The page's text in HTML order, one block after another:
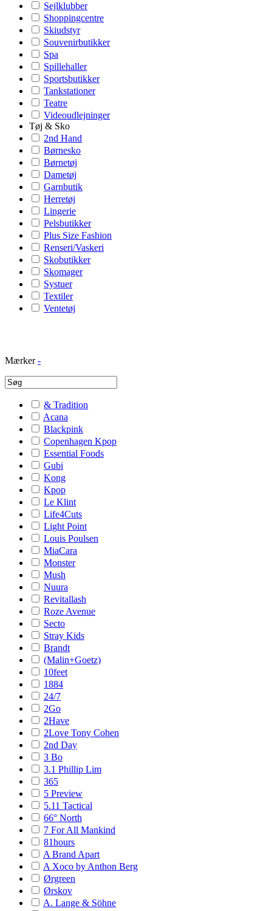
Sejlklubber
Shoppingcentre
Skiudstyr
Souvenirbutikker
Spa
Spillehaller
Sportsbutikker
Tankstationer
Teatre
Videoudlejninger
Tøj & Sko
2nd Hand
Børnesko
Børnetøj
Dametøj
Garnbutik
Herretøj
Lingerie
Pelsbutikker
Plus Size Fashion
Renseri/Vaskeri
Skobutikker
Skomager
Systuer
Textiler
Ventetøj
Mærker -
& Tradition
Acana
Blackpink
Copenhagen Kpop
Essential Foods
Gubi
Kong
Kpop
Le Klint
Life4Cuts
Light Point
Louis Poulsen
MiaCara
Monster
Mush
Nuura
Revitallash
Roze Avenue
Secto
Stray Kids
Brandt
(Malin+Goetz)
10feet
1884
24/7
2Go
2Have
2Love Tony Cohen
2nd Day
3 Bo
3.1 Phillip Lim
365
5 Preview
5.11 Tactical
66° North
7 For All Mankind
81hours
A Brand Apart
A Xoco by Anthon Berg
Ørgreen
Ørskov
A. Lange & Söhne